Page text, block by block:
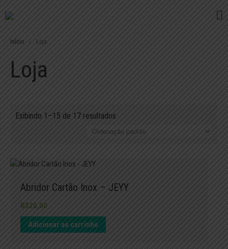
ONDE ENCONTRAR
Início / Loja
Loja
Exibindo 1–15 de 17 resultados
Abridor Cartão Inox – JEYY
R$20,00
Adicionar ao carrinho